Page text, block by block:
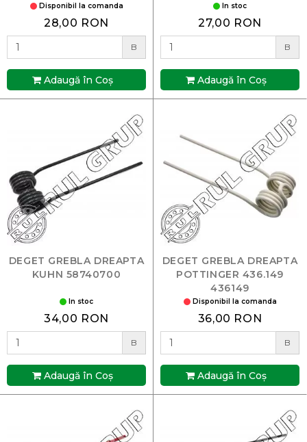
Disponibil la comanda
28,00 RON
B
Adaugă în Coş
In stoc
27,00 RON
B
Adaugă în Coş
DEGET GREBLA DREAPTA
KUHN 58740700
In stoc
34,00 RON
B
Adaugă în Coş
DEGET GREBLA DREAPTA
POTTINGER 436.149
436149
Disponibil la comanda
36,00 RON
B
Adaugă în Coş